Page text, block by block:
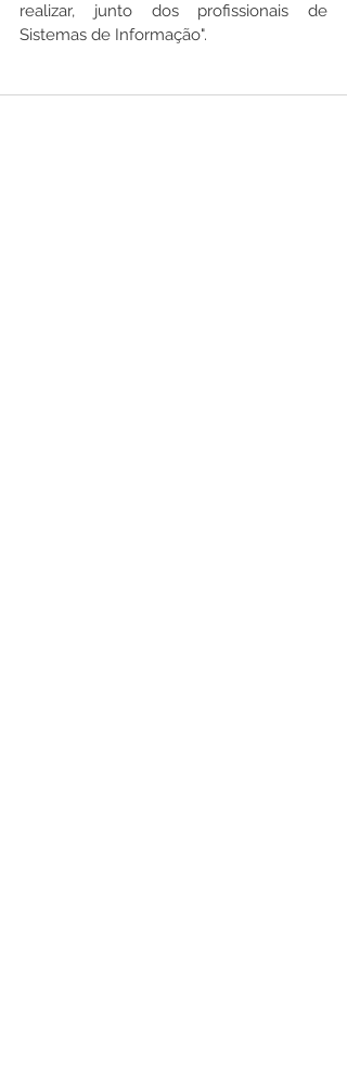
realizar, junto dos profissionais de
Sistemas de Informação".